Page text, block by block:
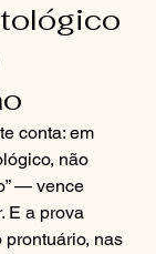
conta: em
não
— vence
E a prova
prontuário, nas